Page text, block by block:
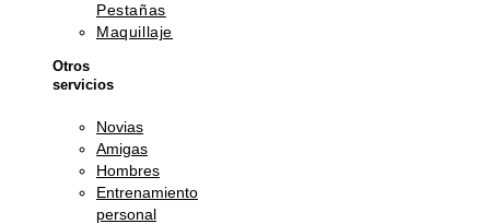
Pestañas
Maquillaje
Otros
servicios
Novias
Amigas
Hombres
Entrenamiento
personal